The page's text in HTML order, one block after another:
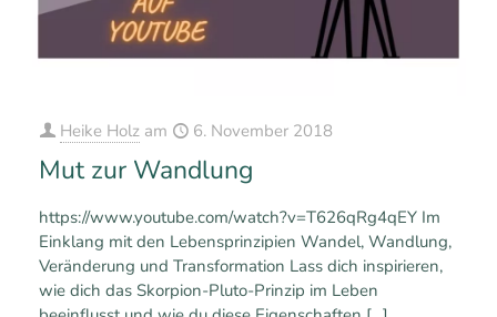
Heike Holz am 6. November 2018
Mut zur Wandlung
https://www.youtube.com/watch?v=T626qRg4qEY Im
Einklang mit den Lebensprinzipien Wandel, Wandlung,
Veränderung und Transformation Lass dich inspirieren,
wie dich das Skorpion-Pluto-Prinzip im Leben